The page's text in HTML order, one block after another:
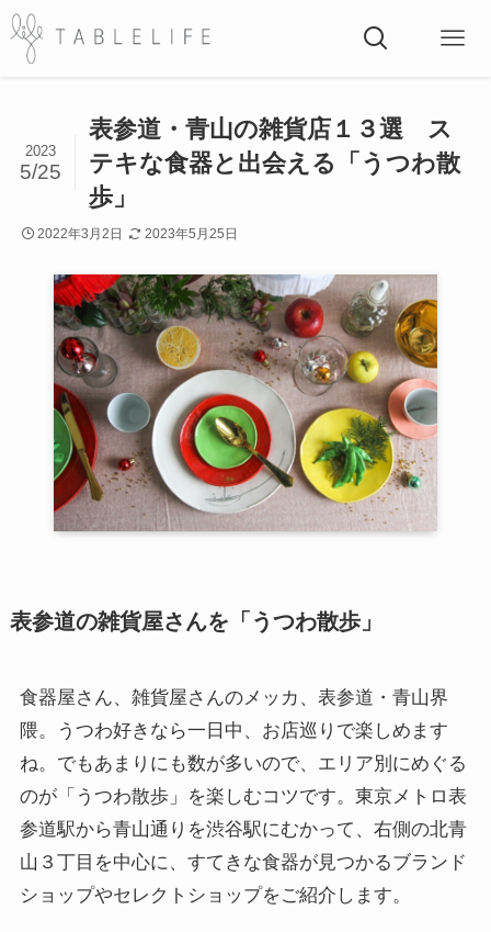
表参道・青山の雑貨店１３選 ス
テキな食器と出会える「うつわ散
歩」
2023
5/25
2022年3月2日 2023年5月25日
表参道の雑貨屋さんを「うつわ散歩」
食器屋さん、雑貨屋さんのメッカ、表参道・青山界
隈。うつわ好きなら一日中、お店巡りで楽しめます
ね。でもあまりにも数が多いので、エリア別にめぐる
のが「うつわ散歩」を楽しむコツです。東京メトロ表
参道駅から青山通りを渋谷駅にむかって、右側の北青
山３丁目を中心に、すてきな食器が見つかるブランド
ショップやセレクトショップをご紹介します。